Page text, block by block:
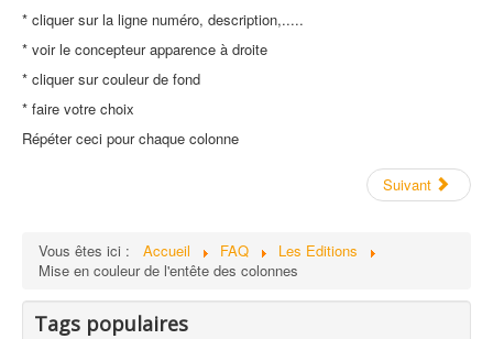
* cliquer sur la ligne numéro, description,.....
* voir le concepteur apparence à droite
* cliquer sur couleur de fond
* faire votre choix
Répéter ceci pour chaque colonne
Suivant
Vous êtes ici : Accueil FAQ
Les Editions
Mise en couleur de l'entête des colonnes
Tags populaires